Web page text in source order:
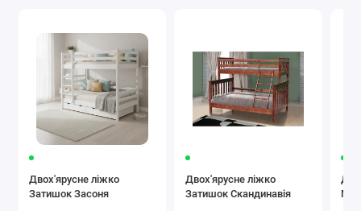
Двох'ярусне ліжко
Затишок Засоня
Двох'ярусне ліжко
Затишок Скандинавія